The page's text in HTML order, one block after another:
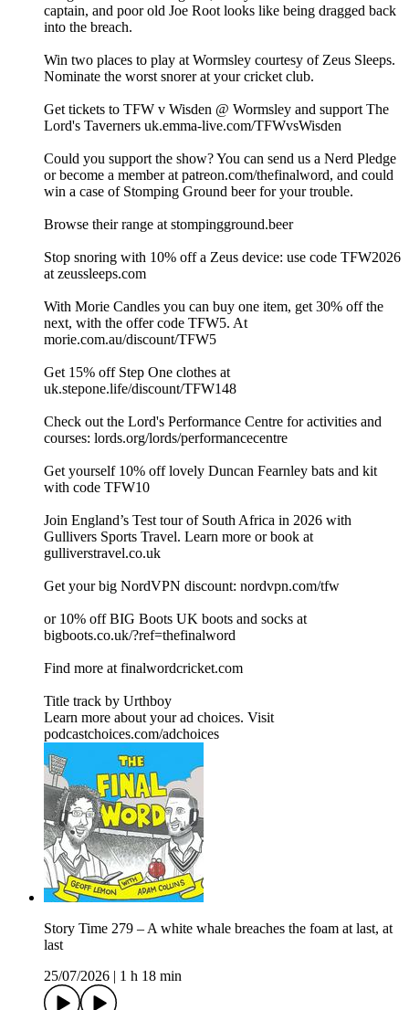
captain, and poor old Joe Root looks like being dragged back
into the breach.
Win two places to play at Wormsley courtesy of Zeus Sleeps.
⁠⁠⁠⁠⁠Nominate the worst snorer at your cricket club. ⁠⁠⁠
Get tickets to TFW v Wisden @ Wormsley and support The
Lord's Taverners ⁠⁠⁠⁠⁠uk.emma-live.com/TFWvsWisden⁠⁠⁠⁠⁠
Could you support the show? You can send us a Nerd Pledge
or become a member at ⁠⁠⁠⁠⁠⁠⁠⁠⁠⁠⁠⁠⁠⁠⁠⁠⁠⁠⁠⁠⁠⁠⁠⁠⁠⁠⁠⁠⁠⁠⁠⁠⁠⁠⁠⁠⁠⁠⁠⁠⁠⁠⁠⁠⁠⁠⁠⁠⁠⁠⁠⁠⁠⁠⁠⁠⁠⁠⁠⁠⁠⁠⁠⁠⁠⁠⁠⁠⁠⁠⁠⁠⁠⁠⁠⁠⁠⁠⁠⁠⁠⁠⁠⁠⁠⁠⁠⁠⁠⁠⁠⁠⁠⁠⁠⁠⁠⁠⁠⁠⁠⁠⁠⁠⁠⁠⁠⁠⁠⁠⁠⁠⁠⁠⁠⁠⁠⁠⁠⁠⁠patreon.com/thefinalword⁠⁠⁠⁠⁠⁠⁠⁠⁠⁠⁠⁠⁠⁠⁠⁠⁠⁠⁠⁠⁠⁠⁠⁠⁠⁠⁠⁠⁠⁠⁠⁠⁠⁠⁠⁠⁠⁠⁠⁠⁠⁠⁠⁠⁠⁠⁠⁠⁠⁠⁠⁠⁠⁠⁠⁠⁠⁠⁠⁠⁠⁠⁠⁠⁠⁠⁠⁠⁠⁠⁠⁠⁠⁠⁠⁠⁠⁠⁠⁠⁠⁠⁠⁠⁠⁠⁠⁠⁠⁠⁠⁠⁠⁠⁠⁠⁠⁠⁠⁠⁠⁠⁠⁠⁠⁠⁠⁠⁠⁠⁠⁠⁠⁠⁠⁠⁠⁠⁠, and could
win a case of Stomping Ground beer for your trouble.
Browse their range at ⁠⁠⁠⁠⁠⁠⁠⁠⁠⁠⁠⁠⁠⁠⁠⁠⁠⁠⁠⁠⁠⁠⁠⁠⁠⁠⁠⁠⁠⁠⁠⁠⁠⁠⁠⁠⁠⁠⁠⁠⁠stompingground.beer⁠⁠⁠⁠⁠⁠⁠⁠⁠⁠⁠⁠⁠⁠⁠⁠⁠⁠⁠⁠⁠⁠⁠⁠⁠⁠⁠⁠⁠⁠⁠⁠⁠⁠⁠⁠⁠⁠⁠⁠⁠⁠⁠⁠⁠⁠⁠⁠⁠⁠⁠⁠⁠⁠⁠⁠⁠⁠⁠⁠⁠⁠⁠⁠⁠⁠⁠⁠⁠⁠⁠⁠⁠⁠⁠⁠⁠
Stop snoring with 10% off a Zeus device: use code TFW2026
at ⁠⁠⁠⁠⁠⁠⁠⁠⁠⁠⁠⁠⁠⁠⁠⁠⁠⁠⁠⁠⁠⁠⁠⁠⁠⁠⁠⁠⁠⁠⁠⁠⁠⁠⁠⁠⁠⁠⁠⁠⁠⁠⁠⁠⁠⁠⁠⁠⁠⁠⁠⁠⁠⁠⁠⁠⁠⁠⁠⁠⁠⁠⁠⁠⁠⁠⁠⁠⁠⁠⁠⁠⁠⁠⁠⁠⁠⁠⁠zeussleeps.com⁠⁠⁠⁠⁠⁠⁠⁠⁠⁠⁠⁠⁠⁠⁠⁠⁠⁠⁠⁠⁠⁠⁠⁠⁠⁠⁠⁠⁠⁠⁠⁠⁠⁠⁠⁠⁠⁠⁠⁠⁠⁠⁠⁠⁠⁠⁠⁠⁠⁠⁠⁠⁠⁠⁠⁠⁠⁠⁠⁠⁠⁠⁠⁠⁠⁠⁠⁠⁠⁠⁠⁠⁠⁠⁠⁠⁠⁠⁠
With Morie Candles you can buy one item, get 30% off the
next, with the offer code TFW5. At
⁠⁠⁠⁠⁠⁠⁠⁠⁠⁠⁠⁠⁠⁠⁠⁠⁠⁠⁠⁠⁠⁠⁠⁠morie.com.au⁠⁠⁠⁠⁠⁠⁠⁠⁠⁠⁠⁠⁠/discount/TFW5⁠
Get 15% off Step One clothes at
⁠⁠⁠⁠⁠⁠⁠⁠⁠⁠⁠⁠⁠⁠⁠⁠⁠⁠⁠⁠⁠⁠⁠⁠⁠⁠⁠⁠⁠⁠⁠⁠⁠⁠⁠⁠⁠⁠⁠⁠⁠⁠⁠⁠⁠⁠⁠⁠⁠uk.stepone.life/discount/TFW148⁠⁠⁠⁠⁠⁠⁠⁠⁠⁠⁠⁠⁠⁠⁠⁠⁠⁠⁠⁠⁠⁠⁠⁠⁠⁠⁠⁠⁠⁠⁠⁠⁠⁠⁠⁠⁠⁠⁠⁠⁠⁠⁠⁠⁠⁠⁠⁠⁠⁠⁠⁠⁠⁠⁠⁠⁠⁠⁠⁠⁠⁠⁠⁠⁠⁠⁠⁠⁠⁠
Check out the Lord's Performance Centre for activities and
courses: ⁠⁠⁠⁠⁠⁠⁠⁠⁠⁠⁠⁠⁠⁠⁠⁠⁠⁠⁠⁠⁠⁠⁠⁠⁠⁠⁠⁠⁠lords.org/lords/performancecentre⁠⁠⁠⁠⁠⁠⁠⁠⁠⁠⁠⁠⁠⁠⁠⁠⁠⁠⁠⁠⁠⁠⁠⁠⁠⁠⁠⁠⁠
Get yourself 10% off lovely ⁠⁠⁠⁠⁠⁠⁠⁠⁠⁠⁠⁠⁠⁠⁠⁠⁠⁠Duncan Fearnley ⁠⁠⁠⁠⁠⁠⁠⁠⁠⁠⁠⁠⁠⁠⁠⁠⁠⁠bats and kit
with code TFW10
Join England’s Test tour of South Africa in 2026 with
Gullivers Sports Travel. Learn more or book at
⁠⁠⁠⁠⁠⁠⁠⁠⁠⁠⁠⁠⁠⁠⁠⁠⁠⁠⁠⁠⁠⁠⁠⁠⁠⁠gulliverstravel.co.uk⁠⁠⁠⁠⁠⁠⁠⁠⁠⁠⁠⁠⁠⁠⁠⁠⁠⁠⁠⁠⁠⁠⁠⁠⁠
⁠⁠⁠⁠⁠⁠⁠⁠⁠⁠⁠⁠⁠⁠⁠⁠⁠⁠⁠⁠⁠⁠⁠⁠⁠⁠⁠⁠⁠⁠⁠⁠⁠⁠⁠⁠⁠⁠⁠⁠⁠⁠⁠⁠⁠⁠⁠⁠⁠⁠⁠⁠⁠⁠⁠⁠⁠⁠⁠⁠⁠⁠⁠⁠⁠⁠⁠⁠⁠⁠⁠⁠⁠⁠⁠⁠⁠⁠⁠⁠⁠⁠⁠⁠⁠⁠⁠⁠⁠⁠⁠⁠⁠⁠⁠⁠⁠⁠⁠⁠⁠⁠⁠⁠⁠⁠⁠⁠⁠⁠⁠⁠⁠⁠⁠⁠⁠⁠⁠⁠⁠⁠⁠⁠⁠⁠⁠⁠⁠⁠⁠⁠⁠⁠⁠⁠⁠⁠⁠⁠⁠⁠⁠⁠⁠⁠⁠⁠⁠⁠⁠⁠⁠⁠⁠⁠⁠⁠⁠⁠⁠⁠⁠⁠⁠⁠⁠⁠⁠⁠⁠⁠⁠⁠⁠⁠⁠⁠⁠⁠⁠⁠⁠⁠⁠⁠⁠⁠⁠⁠⁠⁠⁠⁠⁠⁠⁠⁠⁠⁠⁠⁠⁠⁠⁠⁠⁠⁠⁠⁠⁠⁠⁠⁠⁠⁠⁠⁠⁠⁠⁠⁠⁠⁠⁠⁠⁠Get your big NordVPN discount: ⁠⁠⁠⁠⁠⁠⁠⁠⁠⁠⁠⁠⁠⁠⁠⁠⁠⁠⁠⁠⁠⁠⁠⁠⁠⁠⁠⁠⁠⁠⁠⁠⁠⁠⁠⁠⁠⁠⁠⁠⁠⁠⁠⁠⁠⁠⁠⁠⁠⁠⁠⁠⁠⁠⁠⁠⁠⁠⁠⁠⁠⁠⁠⁠⁠⁠⁠⁠⁠⁠⁠⁠⁠⁠⁠⁠⁠⁠⁠⁠⁠⁠⁠⁠⁠⁠⁠⁠⁠⁠⁠⁠⁠⁠⁠⁠⁠⁠⁠⁠⁠⁠⁠⁠⁠⁠⁠⁠⁠⁠⁠⁠⁠⁠⁠⁠⁠⁠⁠⁠⁠⁠nordvpn.com/tfw⁠⁠⁠⁠⁠⁠⁠⁠⁠⁠⁠⁠⁠⁠⁠⁠⁠⁠⁠⁠⁠⁠⁠⁠⁠⁠⁠⁠⁠⁠⁠⁠⁠⁠⁠⁠⁠⁠⁠⁠⁠⁠⁠⁠⁠⁠⁠⁠⁠⁠⁠⁠⁠⁠⁠⁠⁠⁠⁠⁠⁠⁠⁠⁠⁠⁠⁠⁠⁠⁠⁠⁠⁠⁠⁠⁠⁠⁠⁠⁠⁠⁠⁠⁠⁠⁠⁠⁠⁠⁠⁠⁠⁠⁠⁠⁠⁠⁠⁠⁠⁠⁠⁠⁠⁠⁠⁠⁠⁠⁠⁠⁠⁠⁠⁠⁠⁠⁠⁠⁠⁠⁠
or 10% off BIG Boots UK boots and socks at
⁠⁠⁠⁠⁠⁠⁠⁠⁠⁠⁠⁠⁠⁠⁠⁠⁠⁠⁠⁠⁠⁠⁠⁠⁠⁠⁠⁠⁠⁠⁠⁠⁠⁠⁠⁠⁠⁠⁠⁠⁠⁠⁠⁠⁠⁠⁠⁠⁠⁠⁠⁠⁠⁠⁠⁠⁠⁠⁠⁠⁠⁠⁠⁠⁠⁠⁠⁠⁠⁠⁠⁠⁠⁠⁠⁠⁠bigboots.co.uk/?ref=thefinalword⁠⁠⁠⁠⁠⁠⁠⁠⁠⁠⁠⁠⁠⁠⁠⁠⁠⁠⁠⁠⁠⁠⁠⁠⁠⁠⁠⁠⁠⁠⁠⁠⁠⁠⁠⁠⁠⁠⁠⁠⁠⁠⁠⁠⁠⁠⁠⁠⁠⁠⁠⁠⁠⁠⁠⁠⁠⁠⁠⁠⁠⁠⁠⁠⁠⁠⁠⁠⁠⁠⁠⁠⁠⁠⁠⁠⁠
Find more at ⁠⁠⁠⁠⁠⁠⁠⁠⁠⁠⁠⁠⁠⁠⁠⁠⁠⁠⁠⁠⁠⁠⁠⁠⁠⁠⁠⁠⁠⁠⁠⁠⁠⁠⁠⁠⁠⁠⁠⁠⁠⁠⁠⁠⁠⁠⁠⁠⁠⁠⁠⁠⁠⁠⁠⁠⁠⁠⁠⁠⁠⁠⁠⁠⁠⁠⁠⁠⁠⁠⁠⁠⁠⁠⁠⁠⁠⁠⁠⁠⁠⁠⁠⁠⁠⁠⁠⁠⁠⁠⁠⁠⁠⁠⁠⁠⁠⁠⁠⁠⁠⁠⁠⁠⁠⁠⁠⁠⁠⁠⁠⁠⁠⁠⁠⁠⁠⁠⁠⁠⁠finalwordcricket.com⁠⁠⁠⁠⁠⁠⁠⁠⁠⁠⁠⁠⁠⁠⁠⁠⁠⁠⁠⁠⁠⁠⁠⁠⁠⁠⁠⁠⁠⁠⁠⁠⁠⁠⁠⁠⁠⁠⁠⁠⁠⁠⁠⁠⁠⁠⁠⁠⁠⁠⁠⁠⁠⁠⁠⁠⁠⁠⁠⁠⁠⁠⁠⁠⁠⁠⁠⁠⁠⁠⁠⁠⁠⁠⁠⁠⁠⁠⁠⁠⁠⁠⁠⁠⁠⁠⁠⁠⁠⁠⁠⁠⁠⁠⁠⁠⁠⁠⁠⁠⁠⁠⁠⁠⁠⁠⁠⁠⁠⁠⁠⁠⁠⁠⁠⁠⁠⁠⁠⁠⁠
Title track by ⁠⁠⁠⁠⁠⁠⁠⁠⁠⁠⁠⁠⁠⁠⁠⁠⁠⁠⁠⁠⁠⁠⁠⁠⁠⁠⁠⁠⁠⁠⁠⁠⁠⁠⁠⁠⁠⁠⁠⁠⁠⁠⁠⁠⁠⁠⁠⁠⁠⁠⁠⁠⁠⁠⁠⁠⁠⁠⁠⁠⁠⁠⁠⁠⁠⁠⁠⁠⁠⁠⁠⁠⁠⁠⁠⁠⁠⁠⁠⁠⁠⁠⁠⁠⁠⁠⁠⁠⁠⁠⁠⁠⁠⁠⁠⁠⁠⁠⁠⁠⁠⁠⁠⁠⁠⁠⁠⁠⁠⁠⁠⁠⁠⁠⁠⁠⁠⁠⁠⁠⁠Urthboy⁠⁠⁠⁠⁠⁠⁠⁠⁠⁠⁠⁠⁠⁠⁠⁠⁠⁠⁠⁠⁠⁠⁠⁠⁠⁠⁠⁠⁠⁠⁠
Learn more about your ad choices. Visit
podcastchoices.com/adchoices
Story Time 279 – A white whale breaches the foam at last, at
last
25/07/2026
1 h 18 min